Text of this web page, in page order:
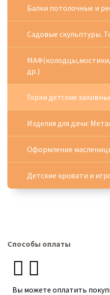
Балки потолочные и
Садовые скульптуры.
др.)
Горки детские
Изделия для дачи:
Оформление
Детские кровати и
Способы оплаты
Вы можете оплатить